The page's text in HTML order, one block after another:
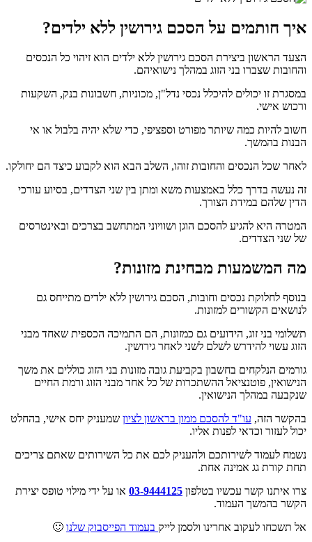
איך חותמים על הסכם גירושין ללא ילדים?
הצעד הראשון ביצירת הסכם גירושין ללא ילדים הוא זיהוי כל הנכסים
והחובות שצברו בני הזוג במהלך נישואיהם.
במסגרת זו יכולים להיכלל נכסי נדל"ן, מכוניות, חשבונות בנק, השקעות
ורכוש אישי.
חשוב להיות כמה שיותר מפורט וספציפי, כדי שלא יהיה בלבול או אי
הבנות בהמשך.
לאחר שכל הנכסים והחובות זוהו, השלב הבא הוא לקבוע כיצד הם יחולקו.
זה נעשה בדרך כלל באמצעות משא ומתן בין שני הצדדים, בסיוע עורכי
הדין שלהם במידת הצורך.
המטרה היא להגיע להסכם הוגן ושוויוני המתחשב בצרכים ובאינטרסים
של שני הצדדים.
מה המשמעות מבחינת מזונות?
בנוסף לחלוקת נכסים וחובות, הסכם גירושין ללא ילדים מתייחס גם
לנושאים הקשורים למזונות.
תשלומי בני זוג, הידועים גם כמזונות, הם התמיכה הכספית שאחד מבני
הזוג עשוי להידרש לשלם לשני לאחר גירושין.
גורמים הנלקחים בחשבון בקביעת גובה מזונות בני הזוג כוללים את משך
הנישואין, פוטנציאל ההשתכרות של כל אחד מבני הזוג ורמת החיים
שנקבעה במהלך הנישואין.
בהקשר הזה, עו"ד להסכם ממון בראשון לציון שמעניק יחס אישי, בהחלט
יכול לעזור וכדאי לפנות אליו.
נשמח לעמוד לשירותכם ולהעניק לכם את כל השירותים שאתם צריכים
תחת קורת גג אמינה אחת.
צרו איתנו קשר עכשיו בטלפון 03-9444125 או על ידי מילוי טופס יצירת
הקשר בהמשך העמוד.
אל תשכחו לעקוב אחרינו ולסמן לייק בעמוד הפייסבוק שלנו 🙂